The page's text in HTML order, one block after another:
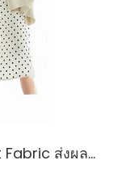
การเลือกใช้ส่วนผสมใน Shapes Print Fabric ส่งผลต่อความรู้สึกและความทนทานของเนื้อผ้าอย่างไร